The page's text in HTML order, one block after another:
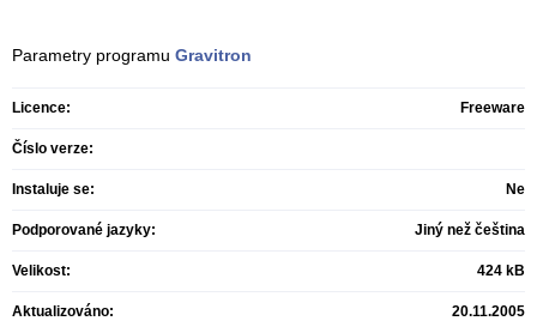
Parametry programu Gravitron
Licence: Freeware
Číslo verze:
Instaluje se: Ne
Podporované jazyky: Jiný než čeština
Velikost: 424 kB
Aktualizováno: 20.11.2005